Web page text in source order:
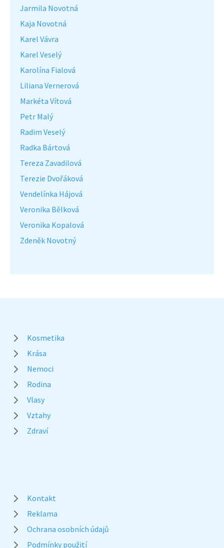
Jarmila Novotná
Kaja Novotná
Karel Vávra
Karel Veselý
Karolína Fialová
Liliana Vernerová
Markéta Vítová
Petr Malý
Radim Veselý
Radka Bártová
Tereza Zavadilová
Terezie Dvořáková
Vendelínka Hájová
Veronika Bělková
Veronika Kopalová
Zdeněk Novotný
Kosmetika
Krása
Nemoci
Rodina
Vlasy
Vztahy
Zdraví
Kontakt
Reklama
Ochrana osobních údajů
Podmínky použití